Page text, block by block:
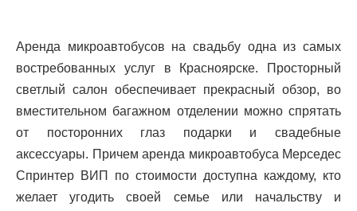
Аренда микроавтобусов на свадьбу одна из самых
востребованных услуг в Красноярске. Просторный
светлый салон обеспечивает прекрасный обзор, во
вместительном багажном отделении можно спрятать
от посторонних глаз подарки и свадебные
аксессуары. Причем аренда микроавтобуса Мерседес
Спринтер ВИП по стоимости доступна каждому, кто
желает угодить своей семье или начальству и